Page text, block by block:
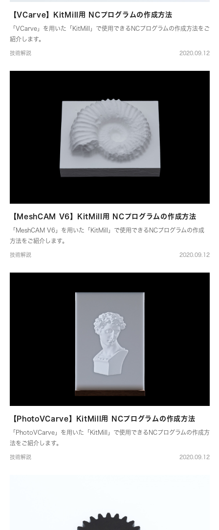
【VCarve】KitMill用 NCプログラムの作成方法
「VCarve」を用いた「KitMill」で使用できるNCプログラムの作成方法をご
紹介します。
技術解説 2020.09.12
【MeshCAM V6】KitMill用 NCプログラムの作成方法
「MeshCAM V6」を用いた「KitMill」で使用できるNCプログラムの作成
方法をご紹介します。
技術解説 2020.09.12
【PhotoVCarve】KitMill用 NCプログラムの作成方法
「PhotoVCarve」を用いた「KitMill」で使用できるNCプログラムの作成方
法をご紹介します。
技術解説 2020.09.12